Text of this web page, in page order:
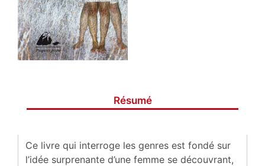
Résumé
Ce livre qui interroge les genres est fondé sur
l’idée surprenante d’une femme se découvrant,